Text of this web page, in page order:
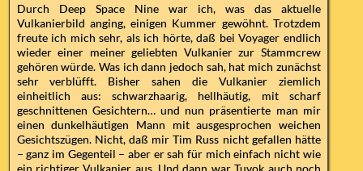
Durch Deep Space Nine war ich, was das aktuelle
Vulkanierbild anging, einigen Kummer gewöhnt. Trotzdem
freute ich mich sehr, als ich hörte, daß bei Voyager endlich
wieder einer meiner geliebten Vulkanier zur Stammcrew
gehören würde. Was ich dann jedoch sah, hat mich zunächst
sehr verblüfft. Bisher sahen die Vulkanier ziemlich
einheitlich aus: schwarzhaarig, hellhäutig, mit scharf
geschnittenen Gesichtern… und nun präsentierte man mir
einen dunkelhäutigen Mann mit ausgesprochen weichen
Gesichtszügen. Nicht, daß mir Tim Russ nicht gefallen hätte
– ganz im Gegenteil – aber er sah für mich einfach nicht wie
ein richtiger Vulkanier aus. Und dann war Tuvok auch noch